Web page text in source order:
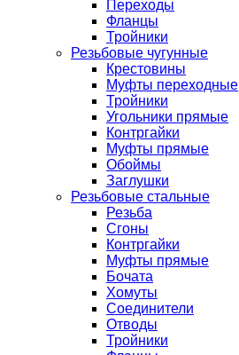
Переходы
Фланцы
Тройники
Резьбовые чугунные
Крестовины
Муфты переходные
Тройники
Угольники прямые
Контргайки
Муфты прямые
Обоймы
Заглушки
Резьбовые стальные
Резьба
Сгоны
Контргайки
Муфты прямые
Бочата
Хомуты
Соединители
Отводы
Тройники